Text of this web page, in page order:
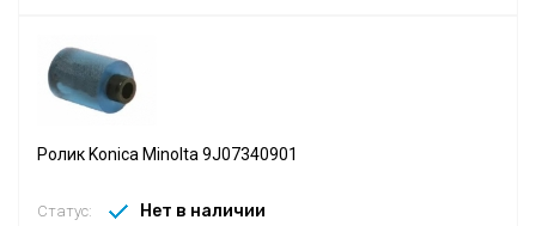
Ролик Konica Minolta 9J07340901
Статус: Нет в наличии